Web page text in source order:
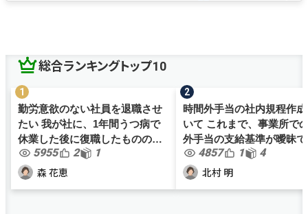
総合ランキングトップ10
勤労意欲のない社員を退職させ
たい 我が社に、1年間うつ病で
休業した後に復職したものの、
勤労意欲が全くなく、業務効率
が非常に悪い社員がおります。
5955 2 1
森 花恵
時間外手当の社内規程作
いて これまで、事業所で
外手当の支給基準が曖昧
が、働き方改革関連法案
色々と社内規程を見直す
4857 1 4
北村 明